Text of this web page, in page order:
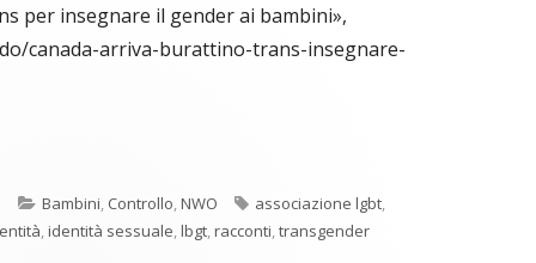
per insegnare il gender ai bambini»,
canada-arriva-burattino-trans-insegnare-
Categorie
Bambini, Controllo,NWO Tag
associazione lgbt,
,identità sessuale,lbgt,racconti,transgender